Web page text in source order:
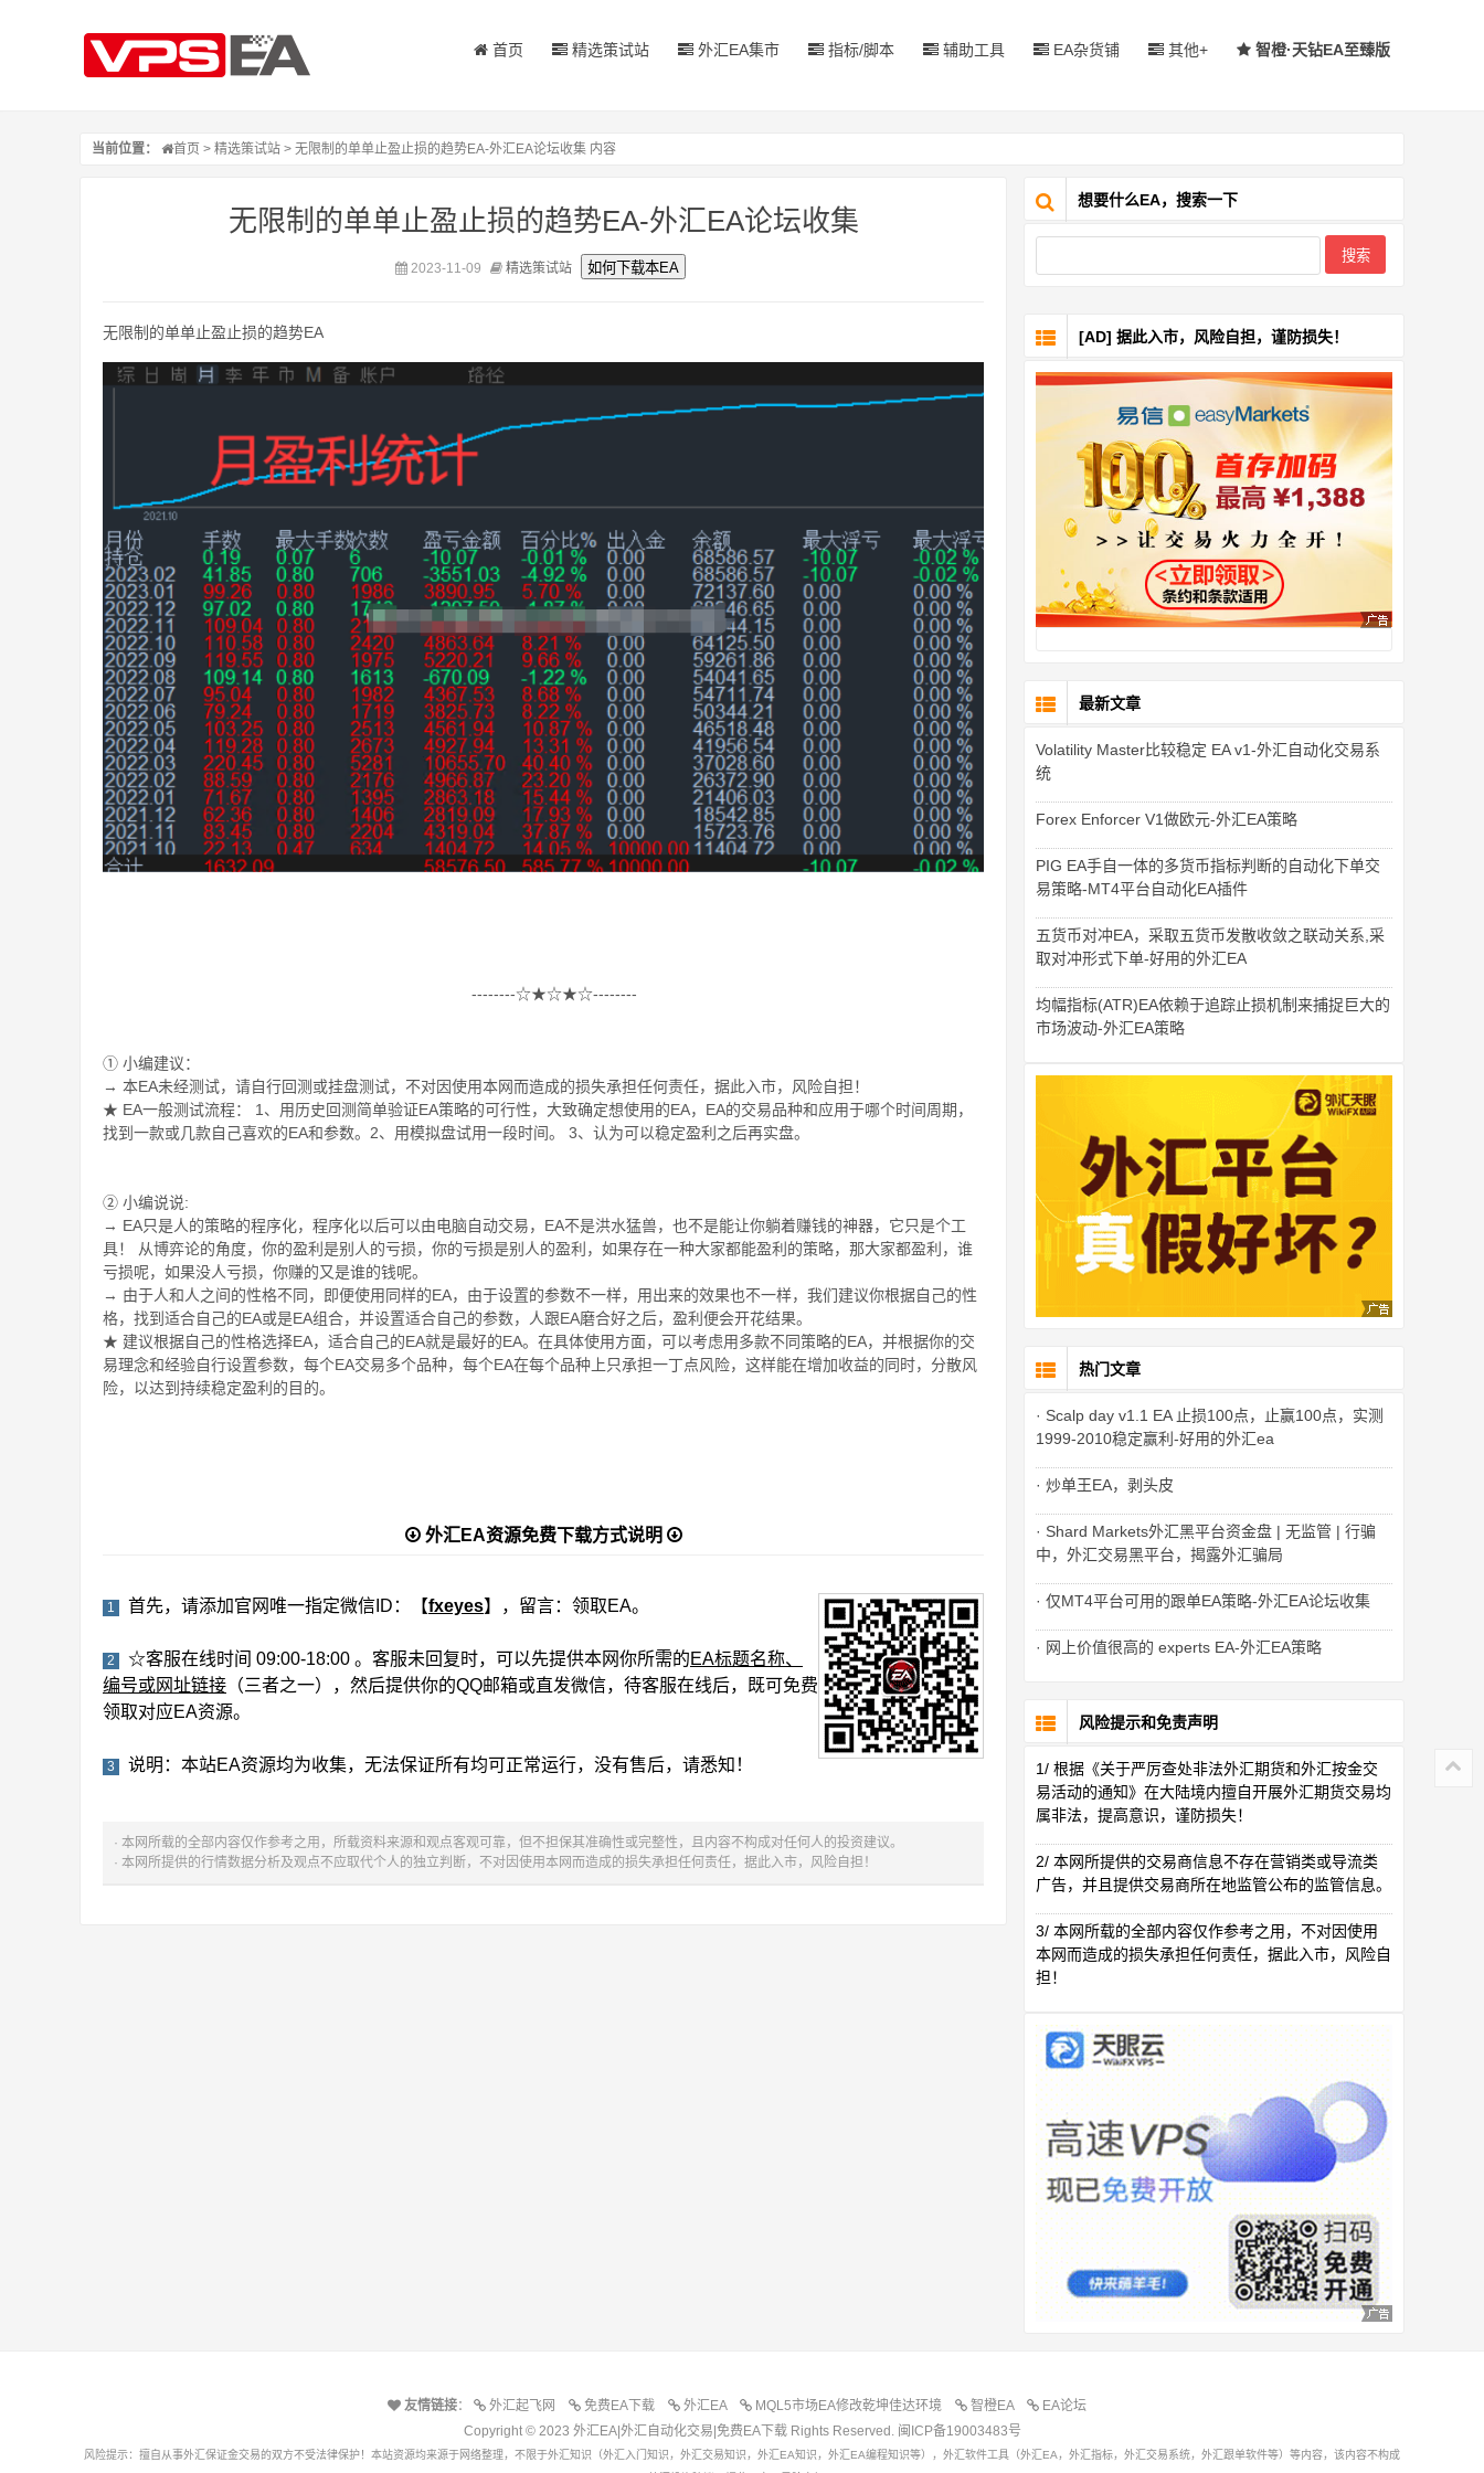
首页 精选策试站 外汇EA集市 指标/脚本 辅助工具 EA杂货铺 其他+ 智橙·天钻EA至臻版
当前位置： 首页 > 精选策试站 > 无限制的单单止盈止损的趋势EA-外汇EA论坛收集 内容
无限制的单单止盈止损的趋势EA-外汇EA论坛收集
2023-11-09 精选策试站
无限制的单单止盈止损的趋势EA
--------☆★☆★☆--------
① 小编建议：
→ 本EA未经测试，请自行回测或挂盘测试，不对因使用本网而造成的损失承担任何责任，据此入市，风险自担！
★ EA一般测试流程： 1、用历史回测简单验证EA策略的可行性，大致确定想使用的EA，EA的交易品种和应用于哪个时间周期，
找到一款或几款自己喜欢的EA和参数。2、用模拟盘试用一段时间。 3、认为可以稳定盈利之后再实盘。
② 小编说说:
→ EA只是人的策略的程序化，程序化以后可以由电脑自动交易，EA不是洪水猛兽，也不是能让你躺着赚钱的神器，它只是个工
具！ 从博弈论的角度，你的盈利是别人的亏损，你的亏损是别人的盈利，如果存在一种大家都能盈利的策略，那大家都盈利，谁
亏损呢，如果没人亏损，你赚的又是谁的钱呢。
→ 由于人和人之间的性格不同，即便使用同样的EA，由于设置的参数不一样，用出来的效果也不一样，我们建议你根据自己的性
格，找到适合自己的EA或是EA组合，并设置适合自己的参数，人跟EA磨合好之后，盈利便会开花结果。
★ 建议根据自己的性格选择EA，适合自己的EA就是最好的EA。在具体使用方面，可以考虑用多款不同策略的EA，并根据你的交
易理念和经验自行设置参数，每个EA交易多个品种，每个EA在每个品种上只承担一丁点风险，这样能在增加收益的同时，分散风
险，以达到持续稳定盈利的目的。
外汇EA资源免费下载方式说明
1 首先，请添加官网唯一指定微信ID：【fxeyes】，留言：领取EA。
2 ☆客服在线时间 09:00-18:00 。客服未回复时，可以先提供本网你所需的EA标题名称、
编号或网址链接 （三者之一），然后提供你的QQ邮箱或直发微信，待客服在线后，既可免费
领取对应EA资源。
3 说明：本站EA资源均为收集，无法保证所有均可正常运行，没有售后，请悉知！
· 本网所载的全部内容仅作参考之用，所载资料来源和观点客观可靠，但不担保其准确性或完整性，且内容不构成对任何人的投资建议。
· 本网所提供的行情数据分析及观点不应取代个人的独立判断，不对因使用本网而造成的损失承担任何责任，据此入市，风险自担！
想要什么EA，搜索一下
[AD] 据此入市，风险自担，谨防损失！
最新文章
Volatility Master比较稳定 EA v1-外汇自动化交易系
统
Forex Enforcer V1做欧元-外汇EA策略
PIG EA手自一体的多货币指标判断的自动化下单交
易策略-MT4平台自动化EA插件
五货币对冲EA，采取五货币发散收敛之联动关系,采
取对冲形式下单-好用的外汇EA
均幅指标(ATR)EA依赖于追踪止损机制来捕捉巨大的
市场波动-外汇EA策略
热门文章
· Scalp day v1.1 EA 止损100点，止赢100点，实测
1999-2010稳定赢利-好用的外汇ea
· 炒单王EA，剥头皮
· Shard Markets外汇黑平台资金盘 | 无监管 | 行骗
中，外汇交易黑平台，揭露外汇骗局
· 仅MT4平台可用的跟单EA策略-外汇EA论坛收集
· 网上价值很高的 experts EA-外汇EA策略
风险提示和免责声明
1/ 根据《关于严厉查处非法外汇期货和外汇按金交
易活动的通知》在大陆境内擅自开展外汇期货交易均
属非法，提高意识，谨防损失！
2/ 本网所提供的交易商信息不存在营销类或导流类
广告，并且提供交易商所在地监管公布的监管信息。
3/ 本网所载的全部内容仅作参考之用，不对因使用
本网而造成的损失承担任何责任，据此入市，风险自
担！
友情链接： 外汇起飞网 免费EA下载 外汇EA MQL5市场EA修改乾坤佳达环境 智橙EA
EA论坛
Copyright © 2023 外汇EA|外汇自动化交易|免费EA下载 Rights Reserved. 闽ICP备19003483号
风险提示：擅自从事外汇保证金交易的双方不受法律保护！本站资源均来源于网络整理，不限于外汇知识（外汇入门知识，外汇交易知识，外汇EA知识，外汇EA编程知识等），外汇软件工具（外汇EA，外汇指标，外汇交易系统，外汇跟单软件等）等内容，该内容不构成